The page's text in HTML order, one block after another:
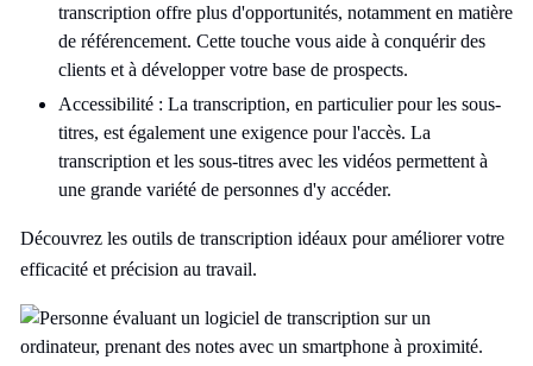
transcription offre plus d'opportunités, notamment en matière
de référencement. Cette touche vous aide à conquérir des
clients et à développer votre base de prospects.
Accessibilité : La transcription, en particulier pour les sous-
titres, est également une exigence pour l'accès. La
transcription et les sous-titres avec les vidéos permettent à
une grande variété de personnes d'y accéder.
Découvrez les outils de transcription idéaux pour améliorer votre
efficacité et précision au travail.